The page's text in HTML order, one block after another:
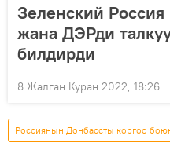
Зеленский
жана ДЭРди
билдирди
8 Жалган Куран 2022, 18:26
Россиянын Донбассты коргоо